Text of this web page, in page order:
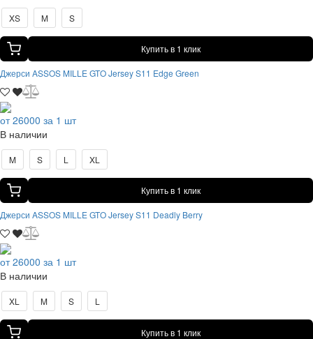
XS M S
Купить в 1 клик
Джерси ASSOS MILLE GTO Jersey S11 Edge Green
от 26000 за 1 шт
В наличии
M S L XL
Купить в 1 клик
Джерси ASSOS MILLE GTO Jersey S11 Deadly Berry
от 26000 за 1 шт
В наличии
XL M S L
Купить в 1 клик